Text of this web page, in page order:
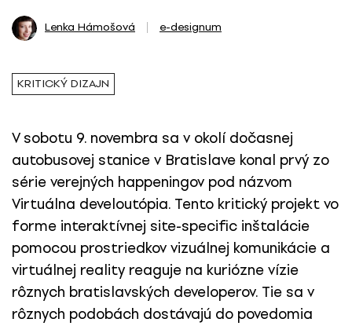
Lenka Hámošová e-designum
KRITICKÝ DIZAJN
V sobotu 9. novembra sa v okolí dočasnej
autobusovej stanice v Bratislave konal prvý zo
série verejných happeningov pod názvom
Virtuálna develoutópia. Tento kritický projekt vo
forme interaktívnej site-specific inštalácie
pomocou prostriedkov vizuálnej komunikácie a
virtuálnej reality reaguje na kuriózne vízie
rôznych bratislavských developerov. Tie sa v
rôznych podobách dostávajú do povedomia